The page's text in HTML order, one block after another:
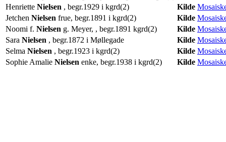
Henriette Nielsen , begr.1929 i kgrd(2) Kilde
Jetchen Nielsen frue, begr.1891 i kgrd(2) Kilde
Noomi f. Nielsen g. Meyer, , begr.1891 kgrd(2) Kilde
Sara Nielsen , begr.1872 i Møllegade Kilde
Selma Nielsen , begr.1923 i kgrd(2) Kilde
Sophie Amalie Nielsen enke, begr.1938 i kgrd(2) Kilde